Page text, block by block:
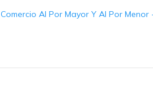
Comercio Al Por Mayor Y Al Por